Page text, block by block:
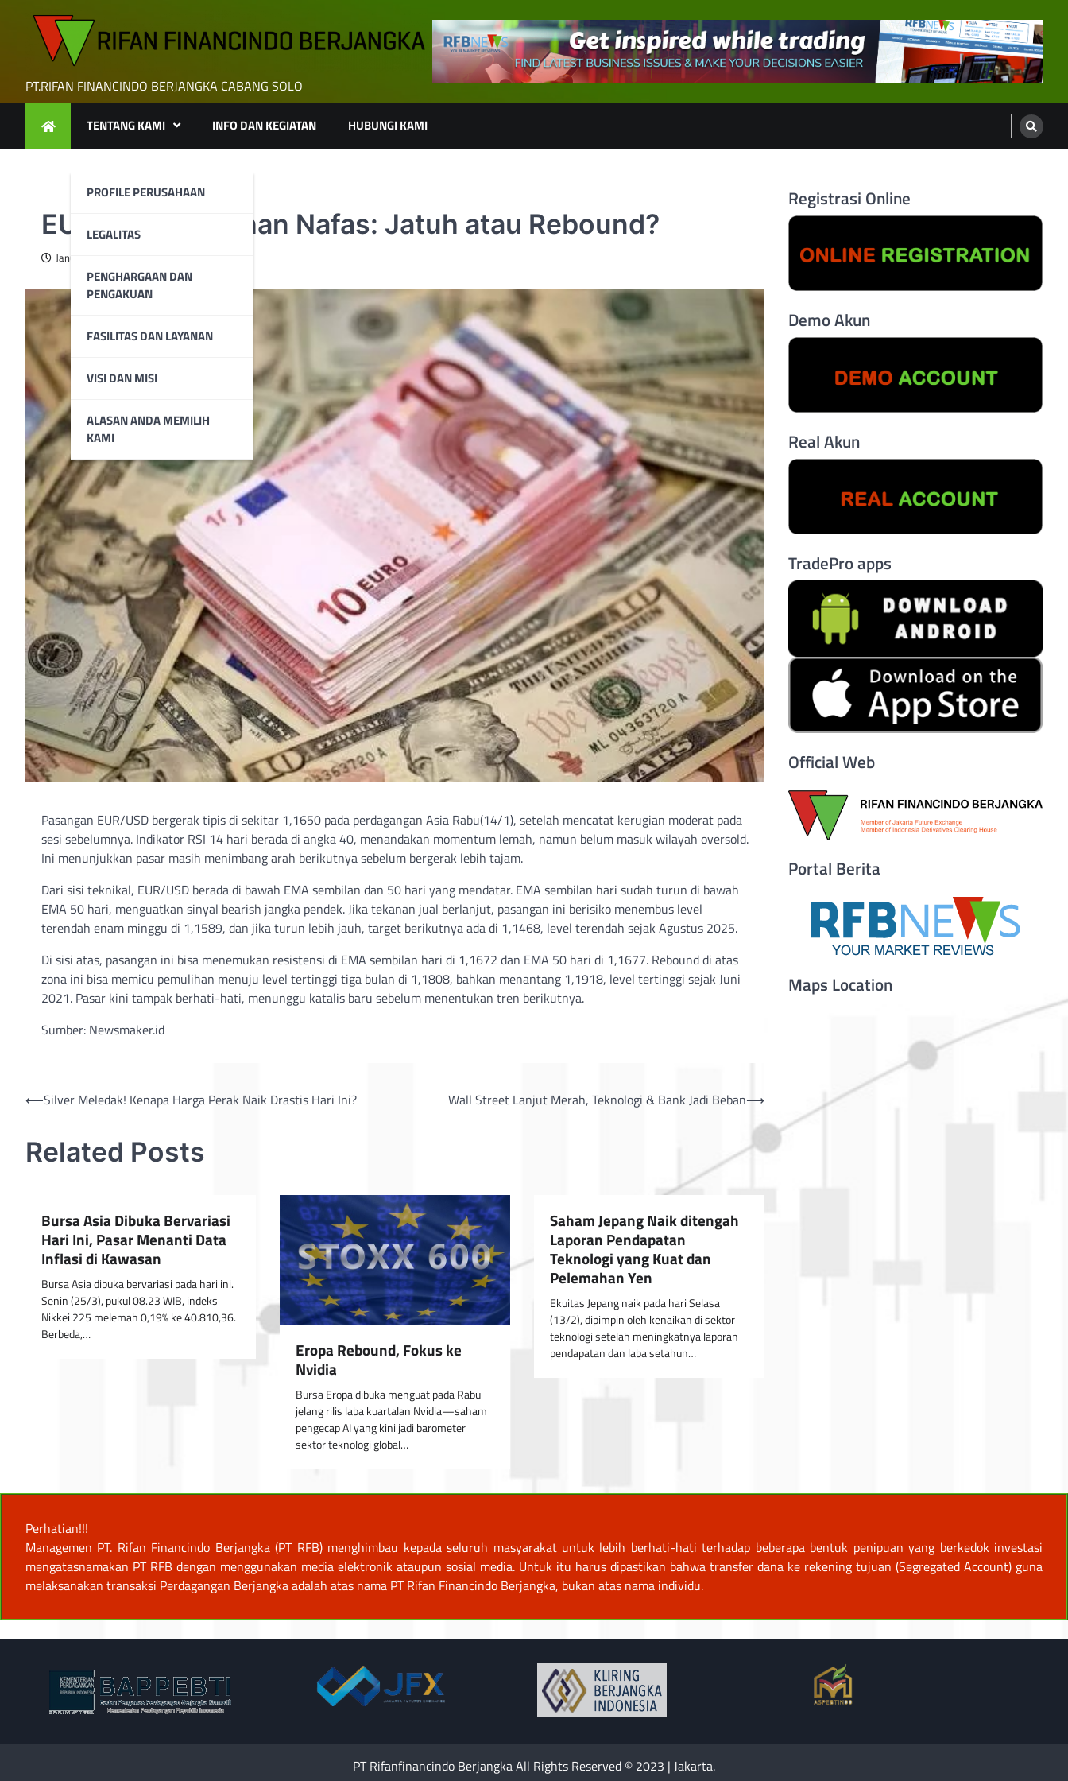
PT.RIFAN FINANCINDO BERJANGKA CABANG SOLO
TENTANG KAMI
PROFILE PERUSAHAAN
LEGALITAS
PENGHARGAAN DAN
PENGAKUAN
FASILITAS DAN LAYANAN
VISI DAN MISI
ALASAN ANDA MEMILIH
KAMI
INFO DAN KEGIATAN HUBUNGI KAMI
EUR/USD Menahan Nafas: Jatuh atau Rebound?
January 14, 2026
Pasangan EUR/USD bergerak tipis di sekitar 1,1650 pada perdagangan Asia Rabu(14/1), setelah mencatat kerugian moderat pada
sesi sebelumnya. Indikator RSI 14 hari berada di angka 40, menandakan momentum lemah, namun belum masuk wilayah oversold.
Ini menunjukkan pasar masih menimbang arah berikutnya sebelum bergerak lebih tajam.
Dari sisi teknikal, EUR/USD berada di bawah EMA sembilan dan 50 hari yang mendatar. EMA sembilan hari sudah turun di bawah
EMA 50 hari, menguatkan sinyal bearish jangka pendek. Jika tekanan jual berlanjut, pasangan ini berisiko menembus level
terendah enam minggu di 1,1589, dan jika turun lebih jauh, target berikutnya ada di 1,1468, level terendah sejak Agustus 2025.
Di sisi atas, pasangan ini bisa menemukan resistensi di EMA sembilan hari di 1,1672 dan EMA 50 hari di 1,1677. Rebound di atas
zona ini bisa memicu pemulihan menuju level tertinggi tiga bulan di 1,1808, bahkan menantang 1,1918, level tertinggi sejak Juni
2021. Pasar kini tampak berhati-hati, menunggu katalis baru sebelum menentukan tren berikutnya.
Sumber: Newsmaker.id
Post
⟵Silver Meledak! Kenapa Harga Perak Naik Drastis Hari Ini? Wall Street Lanjut Merah, Teknologi & Bank Jadi Beban⟶
Related Posts
Bursa Asia Dibuka Bervariasi
Hari Ini, Pasar Menanti Data
Inflasi di Kawasan
Bursa Asia dibuka bervariasi pada hari ini.
Senin (25/3), pukul 08.23 WIB, indeks
Nikkei 225 melemah 0,19% ke 40.810,36.
Berbeda,…
Eropa Rebound, Fokus ke
Nvidia
Bursa Eropa dibuka menguat pada Rabu
jelang rilis laba kuartalan Nvidia—saham
pengecap AI yang kini jadi barometer
sektor teknologi global…
Saham Jepang Naik ditengah
Laporan Pendapatan
Teknologi yang Kuat dan
Pelemahan Yen
Ekuitas Jepang naik pada hari Selasa
(13/2), dipimpin oleh kenaikan di sektor
teknologi setelah meningkatnya laporan
pendapatan dan laba setahun…
Registrasi Online
Demo Akun
Real Akun
TradePro apps
Official Web
Portal Berita
Maps Location
Perhatian!!!
Managemen PT. Rifan Financindo Berjangka (PT RFB) menghimbau kepada seluruh masyarakat untuk lebih berhati-hati terhadap beberapa bentuk penipuan yang berkedok investasi
mengatasnamakan PT RFB dengan menggunakan media elektronik ataupun sosial media. Untuk itu harus dipastikan bahwa transfer dana ke rekening tujuan (Segregated Account) guna
melaksanakan transaksi Perdagangan Berjangka adalah atas nama PT Rifan Financindo Berjangka, bukan atas nama individu.
PT Rifanfinancindo Berjangka All Rights Reserved © 2023 | Jakarta.